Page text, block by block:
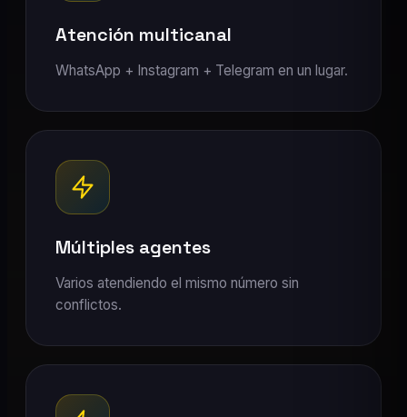
Atención multicanal
WhatsApp + Instagram + Telegram en un lugar.
Múltiples agentes
Varios atendiendo el mismo número sin
conflictos.